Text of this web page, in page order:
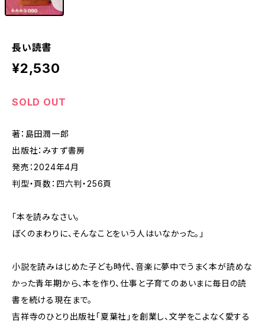
長い読書
¥2,530
SOLD OUT
著：島田潤一郎
出版社：みすず書房
発売：2024年4月
判型・頁数：四六判・256頁
「本を読みなさい。
ぼくのまわりに、そんなことをいう人はいなかった。」
小説を読みはじめた子ども時代、音楽に夢中でうまく本が読めな
かった青年期から、本を作り、仕事と子育てのあいまに毎日の読
書を続ける現在まで。
吉祥寺のひとり出版社「夏葉社」を創業し、文学をこよなく愛する